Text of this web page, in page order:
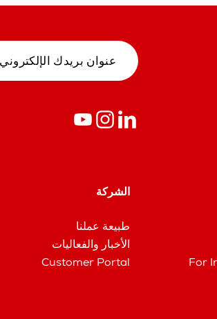
For
الشركة
طبيعة عملنا
الأخبار والفعاليات
Customer Portal